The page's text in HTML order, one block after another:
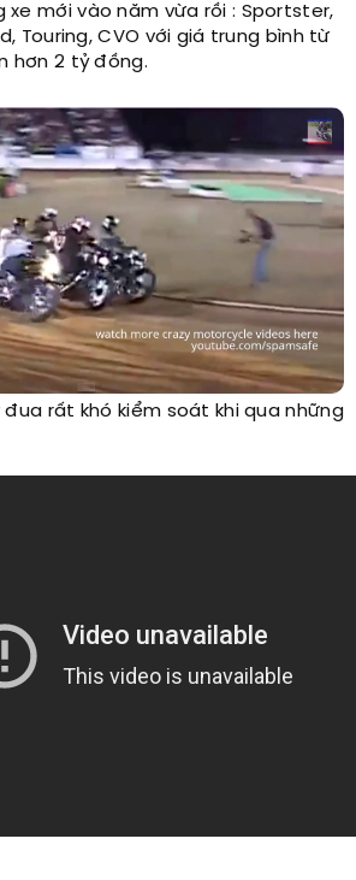
mới vào năm vừa rồi : Sportster,
Touring, CVO với giá trung bình từ
hơn 2 tỷ đồng.
rất khó kiểm soát khi qua những